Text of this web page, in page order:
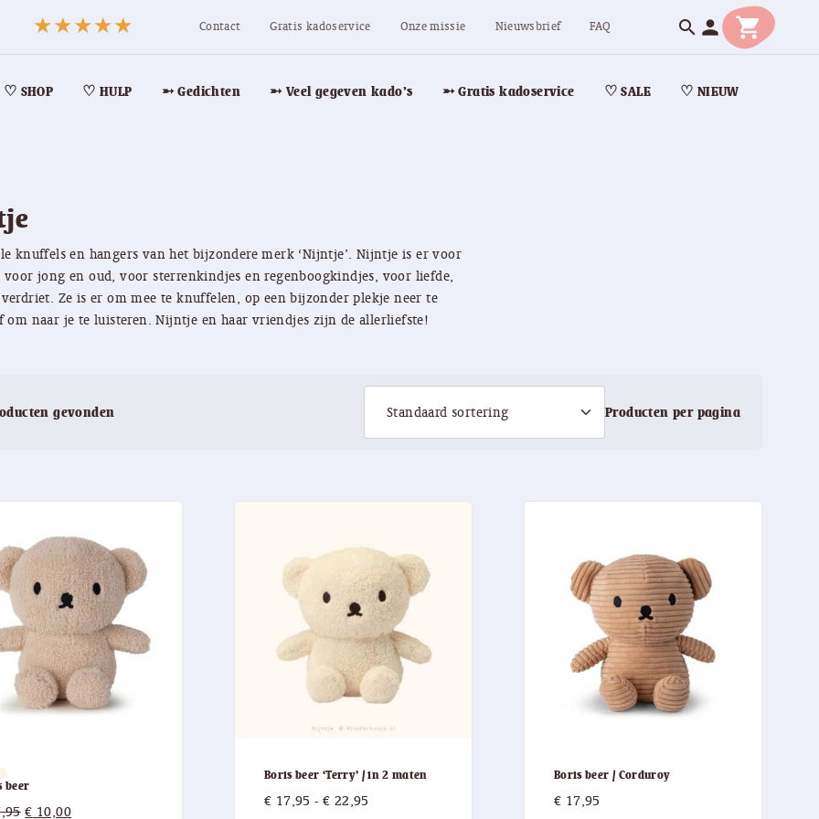
Contact Gratis kadoservice Onze missie Nieuwsbrief FAQ search person shopping_cart
♡ SHOP ♡ HULP ➵ Gedichten ➵ Veel gegeven kado’s ➵ Gratis kadoservice ♡ SALE ♡ NIEUW
knuffels en hangers van het bijzondere merk ‘Nijntje’. Nijntje is er voor
voor jong en oud, voor sterrenkindjes en regenboogkindjes, voor liefde,
Ze is er om mee te knuffelen, op een bijzonder plekje neer te
om naar je te luisteren. Nijntje en haar vriendjes zijn de allerliefste!
gevonden Producten per pagina
beer
Oorspronkelijke
€ 10,00Huidige
Boris beer ‘Terry’ / in 2 maten
€ 17,95 - € 22,95
Boris beer / Corduroy
€ 17,95